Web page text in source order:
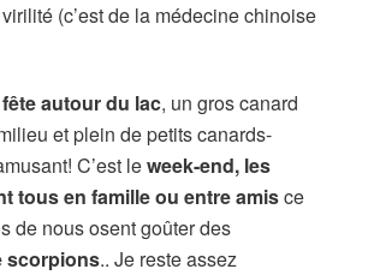
(c’est de la médecine chinoise
autour du lac, un gros canard
et plein de petits canards-
C’est leweek-end, les
tous en famille ou entre amisce
de nous osent goûter des
scorpions.. Je reste assez